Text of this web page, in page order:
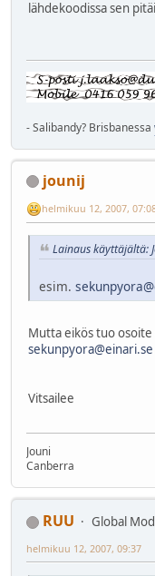
lähdekoodissa sen
- Salibandy? Brisbanessa
jounij
helmikuu 12, 2007,
Lainaus käyttäjältä:
esim.
Mutta eikös tuo
sekunpyora@einari.se
Vitsailee
Jouni
Canberra
RUU
Global
helmikuu 12, 2007, 09:37